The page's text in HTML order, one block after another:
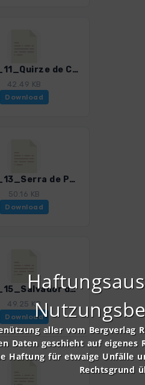
Brava_11_Quirze de Colera_4328_4.gpx
42.49 KB
Download
Brava_13_Serra de Pau_4328_4.gpx
50.16 KB
Download
Brava_15_Salvador de Saverdera_4328_4.gpx
49.25 KB
Download
aller vom Bergverlag
Daten geschieht auf eigenes
Haftung für etwaige Unfälle
Rechtsgrund